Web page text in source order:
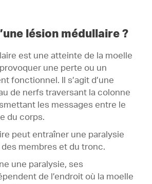
lésion médullaire ?
est une atteinte de la moelle
une perte ou un
fonctionnel. Il s’agit d’une
de nerfs traversant la colonne
les messages entre le
du corps.
peut entraîner une paralysie
membres et du tronc.
une paralysie, ses
de l’endroit où la moelle